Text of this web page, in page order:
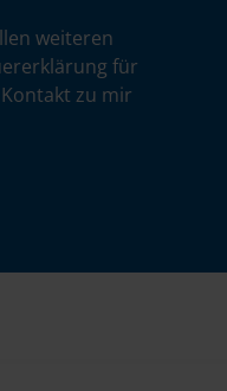
weiteren
für
zu mir